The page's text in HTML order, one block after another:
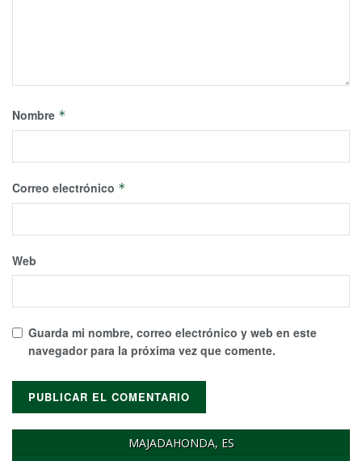
Nombre *
Correo electrónico *
Web
Guarda mi nombre, correo electrónico y web en este
navegador para la próxima vez que comente.
MAJADAHONDA, ES